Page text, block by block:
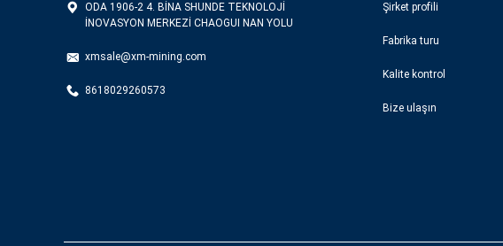
ODA 1906-2 4. BİNA SHUNDE TEKNOLOJİ
İNOVASYON MERKEZİ CHAOGUI NAN YOLU
xmsale@xm-mining.com
8618029260573
Şirket profili
Fabrika turu
Kalite kontrol
Bize ulaşın